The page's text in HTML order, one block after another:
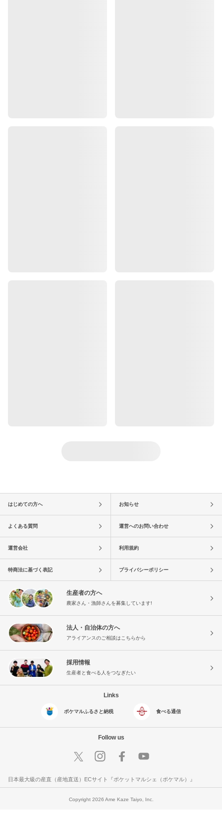
はじめての方へ お知らせ
よくある質問 運営へのお問い合わせ
運営会社 利用規約
特商法に基づく表記 プライバシーポリシー
生産者の方へ
農家さん・漁師さんを募集しています!
法人・自治体の方へ
アライアンスのご相談はこちらから
採用情報
生産者と食べる人をつなぎたい
Links
ポケマルふるさと納税 食べる通信
Follow us
日本最大級の産直（産地直送）ECサイト『ポケットマルシェ（ポケマル）』
Copyright 2026 Ame Kaze Taiyo, Inc.